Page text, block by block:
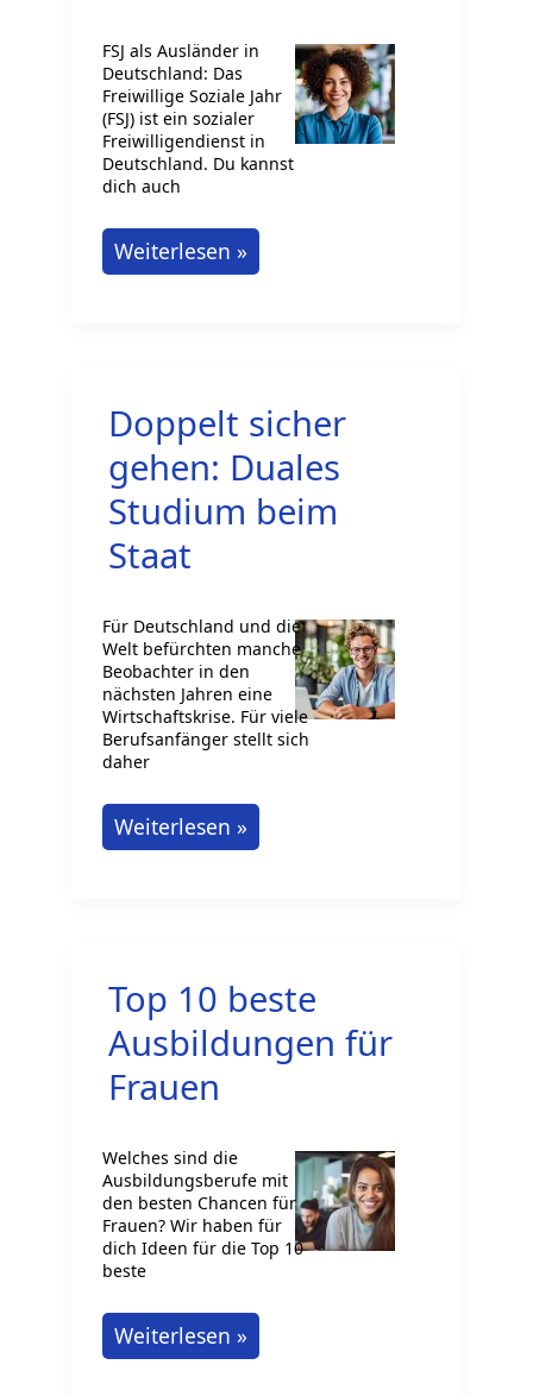
musst
FSJ als Ausländer in
Deutschland: Das
Freiwillige Soziale Jahr
(FSJ) ist ein sozialer
Freiwilligendienst in
Deutschland. Du kannst
dich auch
Das
Freiwillige
Deutschland
als
Ausländer:
FSJ
Weiterlesen »
Doppelt sicher
gehen: Duales
Studium beim
Staat
Für Deutschland und die
Welt befürchten manche
Beobachter in den
nächsten Jahren eine
Wirtschaftskrise. Für viele
Berufsanfänger stellt sich
daher
Doppelt
sicher
beim
Staat
Weiterlesen »
Top 10 beste
Ausbildungen für
Frauen
Welches sind die
Ausbildungsberufe mit
den besten Chancen für
Frauen? Wir haben für
dich Ideen für die Top 10
beste
Top
10
Weiterlesen »